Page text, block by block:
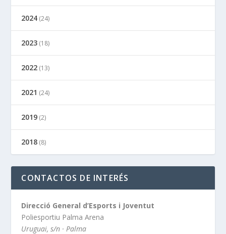
2024 (24)
2023 (18)
2022 (13)
2021 (24)
2019 (2)
2018 (8)
CONTACTOS DE INTERÉS
Direcció General d’Esports i Joventut
Poliesportiu Palma Arena
Uruguai, s/n · Palma